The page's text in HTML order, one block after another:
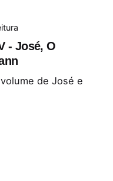
- José, O
de José e